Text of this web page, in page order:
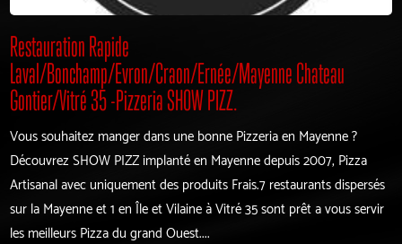
Restauration Rapide
Laval/Bonchamp/Evron/Craon/Ernée/Mayenne Chateau
Gontier/Vitré 35 -Pizzeria SHOW PIZZ.
Vous souhaitez manger dans une bonne Pizzeria en Mayenne ?
Découvrez SHOW PIZZ implanté en Mayenne depuis 2007, Pizza
Artisanal avec uniquement des produits Frais.7 restaurants dispersés
sur la Mayenne et 1 en Île et Vilaine à Vitré 35 sont prêt a vous servir
les meilleurs Pizza du grand Ouest....